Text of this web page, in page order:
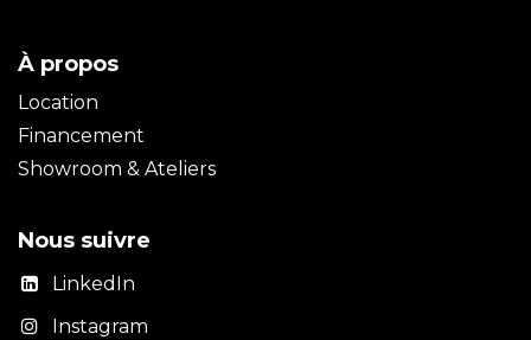
À propos
Location
Financement
Showroom & Ateliers
Nous suivre
LinkedIn
Instagram